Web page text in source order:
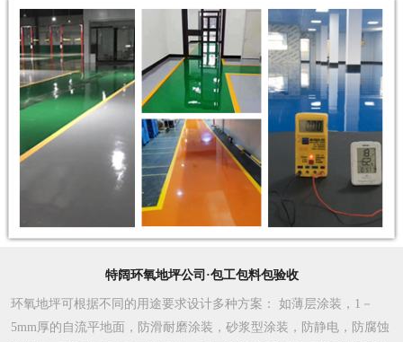
特阔环氧地坪公司·包工包料包验收
环氧地坪可根据不同的用途要求设计多种方案 ： 如薄层涂装，1－
5mm厚的自流平地面，防滑耐磨涂装，砂浆型涂装，防静电，防腐蚀